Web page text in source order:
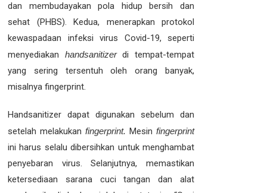
dan membudayakan pola hidup bersih dan
sehat (PHBS). Kedua, menerapkan protokol
kewaspadaan infeksi virus Covid-19, seperti
menyediakan handsanitizerdi tempat-tempat
yang sering tersentuh oleh orang banyak,
misalnya fingerprint.
Handsanitizer dapat digunakan sebelum dan
setelah melakukan fingerprint. Mesin fingerprint
ini harus selalu dibersihkan untuk menghambat
penyebaran virus. Selanjutnya, memastikan
ketersediaan sarana cuci tangan dan alat